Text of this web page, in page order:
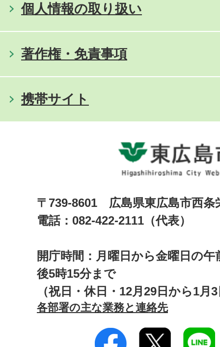
個人情報の取り扱い
著作権・免責事項
携帯サイト
〒739-8601 広島県東広島市西
電話：082-422-2111（代表）
開庁時間：月曜日から金曜日の午
後5時15分まで
（祝日・休日・12月29日から1月
各部署の主な業務と連絡先